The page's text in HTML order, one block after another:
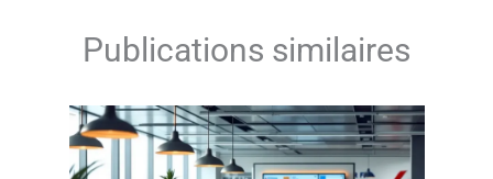
Publications similaires